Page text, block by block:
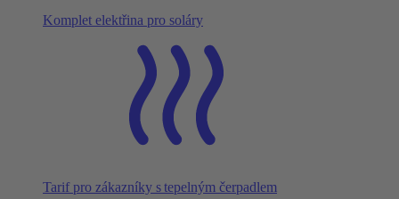
Komplet elektřina pro soláry
Tarif pro zákazníky s tepelným čerpadlem